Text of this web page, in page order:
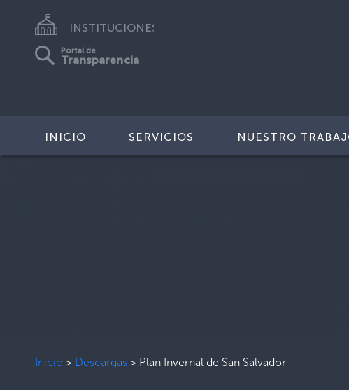
INSTITUCIONES
Portal de
Transparencia
INICIO SERVICIOS NUESTRO
Inicio > Descargas > Plan Invernal de San Salvador